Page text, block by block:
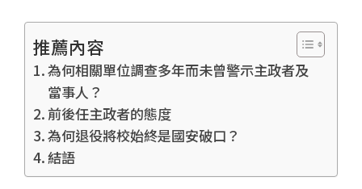
推薦內容
為何相關單位調查多年而未曾警示主政者及
當事人？
前後任主政者的態度
為何退役將校始終是國安破口？
結語